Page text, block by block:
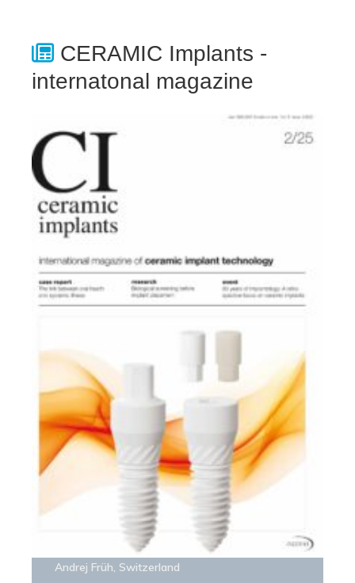
CERAMIC Implants -
internatonal magazine
Andrej Früh, Switzerland